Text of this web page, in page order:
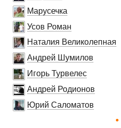
Марусечка
Усов Роман
Наталия Великолепная
Андрей Шумилов
Игорь Турвелес
Андрей Родионов
Юрий Саломатов